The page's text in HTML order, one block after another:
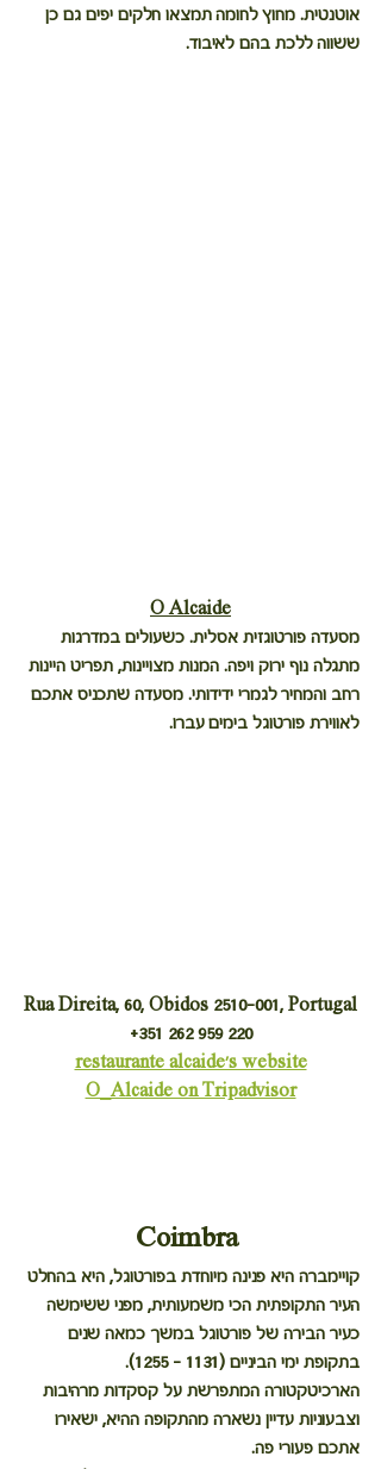
אוטנטית. מחוץ לחומה תמצאו חלקים יפים גם כן
ששווה ללכת בהם לאיבוד.
O Alcaide
מסעדה פורטוגזית אסלית. כשעולים במדרגות
מתגלה נוף ירוק ויפה. המנות מצויינות, תפריט היינות
רחב והמחיר לגמרי ידידותי. מסעדה שתכניס אתכם
לאווירת פורטוגל בימים עברו.
Rua Direita, 60, Obidos 2510-001, Portugal
+351 262 959 220
restaurante alcaide's website
O_Alcaide on Tripadvisor
Coimbra
קויימברה היא פנינה מיוחדת בפורטוגל, היא בהחלט
העיר התקופתית הכי משמעותית, מפני ששימשה
כעיר הבירה של פורטוגל במשך כמאה שנים
בתקופת ימי הביניים (1131 - 1255).
הארכיטקטורה המתפרשת על קסקדות מרהיבות
וצבעוניות עדיין נשארה מהתקופה ההיא, ישאירו
אתכם פעורי פה.